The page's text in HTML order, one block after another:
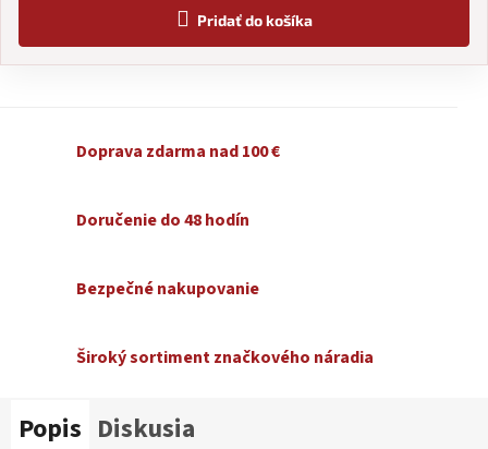
Pridať do košíka
Doprava zdarma nad 100 €
Doručenie do 48 hodín
Bezpečné nakupovanie
Široký sortiment značkového náradia
Popis Diskusia